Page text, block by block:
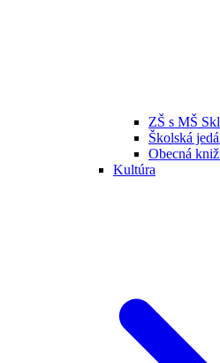
ZŠ s MŠ
Školská
Obecná
Kultúra